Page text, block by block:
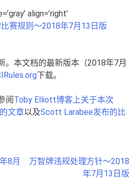
align=’right’
赛规则～2018年7月13日版
。本文档的最新版本（2018年7月
下载。
阅 Toby Elliott博客上关于本次
文章以及Scott Larabee发布的比
8月
万智牌违规处理方针～2018
年7月13日版